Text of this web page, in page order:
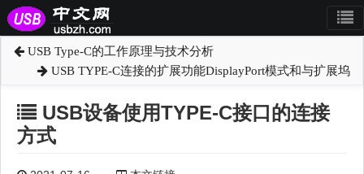
USB Type-C的工作原理与技术分析
USB TYPE-C连接的扩展功能DisplayPort模式和与扩展坞
USB设备使用TYPE-C接口的连接
方式